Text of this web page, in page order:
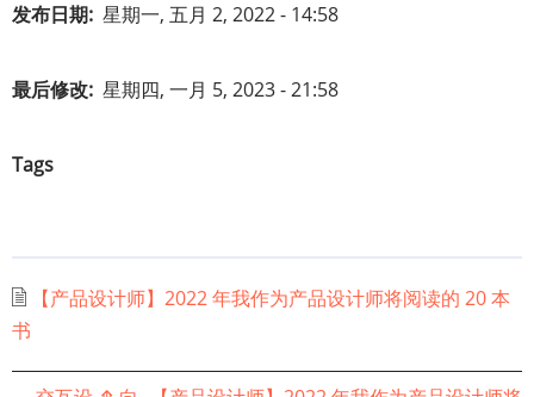
发布日期 星期一, 五月 2, 2022 - 14:58
最后修改 星期四, 一月 5, 2023 - 21:58
Tags
【产品设计师】2022 年我作为产品设计师将阅读的 20 本
书